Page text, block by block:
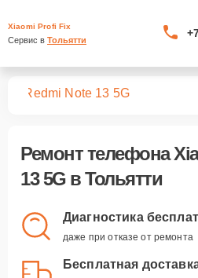
Xiaomi Profi Fix
Сервис в Тольятти
Redmi Note 13 5G
Ремонттелефона
13 5Gв Тольятти
Диагностика
даже при отказе от ремонта
Бесплатная